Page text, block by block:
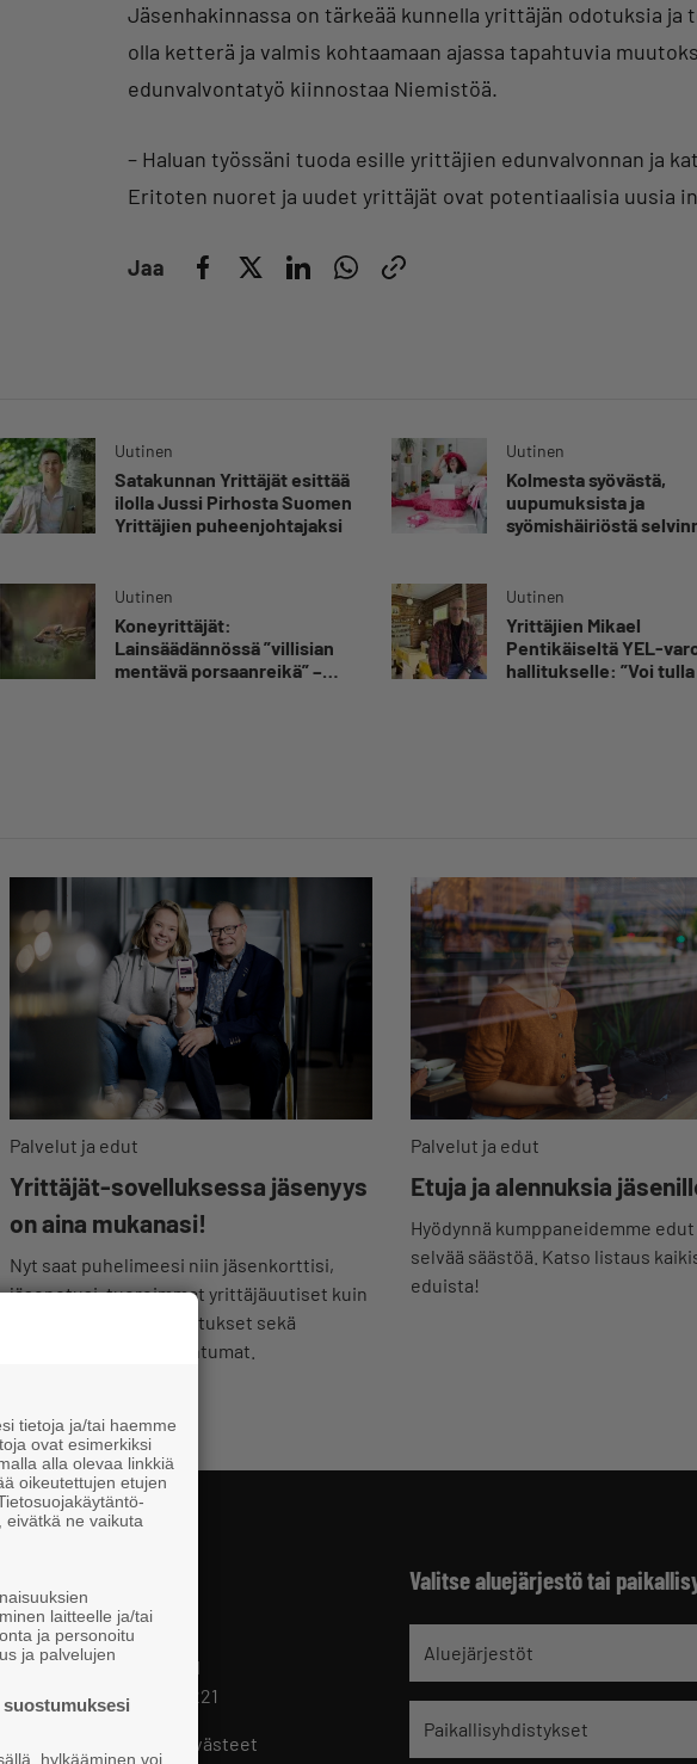
Jäsenhakinnassa on tärkeää kunnella yrittäjän odotuksia
olla ketterä ja valmis kohtaamaan ajassa tapahtuvia
edunvalvontatyö kiinnostaa Niemistöä.
– Haluan työssäni tuoda esille yrittäjien edunvalvonnan ja
Eritoten nuoret ja uudet yrittäjät ovat potentiaalisia uusia
Jaa
Uutinen
Satakunnan Yrittäjät esittää
ilolla Jussi Pirhosta Suomen
Yrittäjien puheenjohtajaksi
Uutinen
Kolmesta syövästä,
uupumuksista ja
syömishäiriöstä
silmiin, olen oppinut
kestämään myös
yrittäjyyteen kuuluvaa
epävarmuutta”
Uutinen
Koneyrittäjät:
Lainsäädännössä ”villisian
mentävä porsaanreikä” –
Uutinen
Yrittäjien Mikael
Pentikäiseltä YEL-
hallitukselle: ”Voi tulla
Palvelut ja edut
Yrittäjät-sovelluksessa jäsenyys
on aina mukanasi!
Nyt saat puhelimeesi niin jäsenkorttisi,
jäsenetusi, tuoreimmat yrittäjäuutiset kuin
myös hyödylliset koulutukset sekä
kiinnostavimmat tapahtumat.
Palvelut ja edut
Etuja ja alennuksia
Hyödynnä kumppaneidemme
selvää säästöä. Katso listaus
eduista!
Suomen Yrittäjät
PL 999, 00101 HELSINKI
Puhelinvaihde 09 229 221
Tietosuojaseloste ja evästeet
Valitse aluejärjestö tai
Aluejärjestöt
Paikallisyhdistykset
tietoja ja/tai haemme
ovat esimerkiksi
alla olevaa linkkiä
oikeutettujen etujen
eivätkä ne vaikuta
laitteelle ja/tai
ja personoitu
ja palvelujen
hylkääminen voi